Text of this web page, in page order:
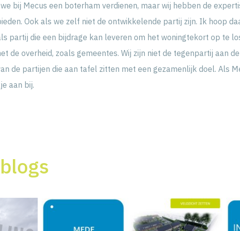
bij Mecus een boterham verdienen, maar wij hebben de
Ook als we zelf niet de ontwikkelende partij zijn. Ik hoop
partij die een bijdrage kan leveren om het woningtekort op te
de overheid, zoals gemeentes. Wij zijn niet de tegenpartij aan
de partijen die aan tafel zitten met een gezamenlijk doel. Als
aan bij.
blogs